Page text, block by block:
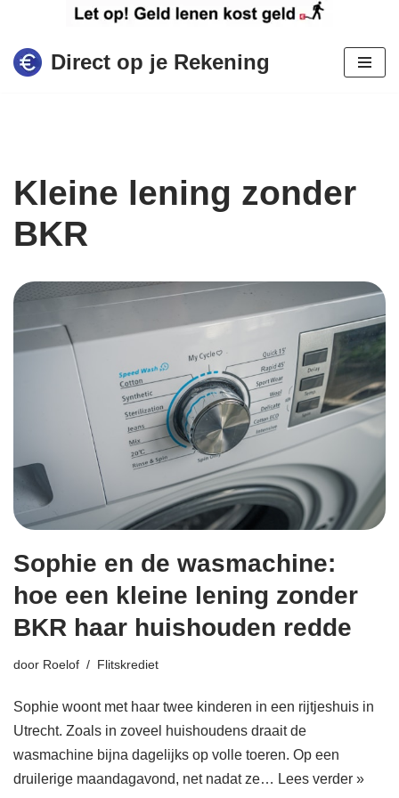
Ga
naar
Direct op je Rekening
Kleine lening zonder
BKR
Sophie en de wasmachine:
hoe een kleine lening zonder
BKR haar huishouden redde
door Roelof Flitskrediet
Sophie woont met haar twee kinderen in een rijtjeshuis in
Utrecht. Zoals in zoveel huishoudens draait de
wasmachine bijna dagelijks op volle toeren. Op een
druilerige maandagavond, net nadat ze… Lees verder »